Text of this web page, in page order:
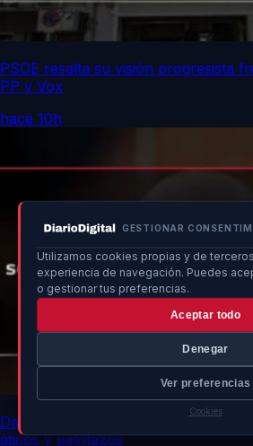
GESTIONAR
Utilizamos cookies propias y de
experiencia de navegación. Puedes
o gestionar tus preferencias.
Aceptar todo
Denegar
Ver preferencias
Cookies
PSOE resalta su visión progresista
PP y Vox
hace 10h
Delegado en Madrid alerta a Ayuso
áticos y pelotazos